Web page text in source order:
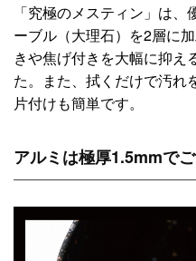
「究極のメスティン」は
ーブル（大理石）を2層に
きや焦げ付きを大幅に抑え
た。また、拭くだけで汚れ
片付けも簡単です。
アルミは極厚1.5mmで